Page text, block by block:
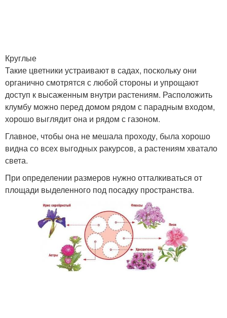
Круглые
Такие цветники устраивают в садах, поскольку они
органично смотрятся с любой стороны и упрощают
доступ к высаженным внутри растениям. Расположить
клумбу можно перед домом рядом с парадным входом,
хорошо выглядит она и рядом с газоном.
Главное, чтобы она не мешала проходу, была хорошо
видна со всех выгодных ракурсов, а растениям хватало
света.
При определении размеров нужно отталкиваться от
площади выделенного под посадку пространства.